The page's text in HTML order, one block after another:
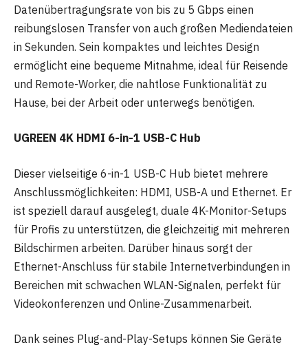
Datenübertragungsrate von bis zu 5 Gbps einen
reibungslosen Transfer von auch großen Mediendateien
in Sekunden. Sein kompaktes und leichtes Design
ermöglicht eine bequeme Mitnahme, ideal für Reisende
und Remote-Worker, die nahtlose Funktionalität zu
Hause, bei der Arbeit oder unterwegs benötigen.
UGREEN 4K HDMI 6-in-1 USB-C Hub
Dieser vielseitige 6-in-1 USB-C Hub bietet mehrere
Anschlussmöglichkeiten: HDMI, USB-A und Ethernet. Er
ist speziell darauf ausgelegt, duale 4K-Monitor-Setups
für Profis zu unterstützen, die gleichzeitig mit mehreren
Bildschirmen arbeiten. Darüber hinaus sorgt der
Ethernet-Anschluss für stabile Internetverbindungen in
Bereichen mit schwachen WLAN-Signalen, perfekt für
Videokonferenzen und Online-Zusammenarbeit.
Dank seines Plug-and-Play-Setups können Sie Geräte